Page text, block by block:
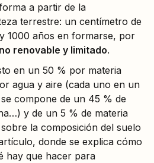
a partir de la
terrestre: un centímetro de
1000 años en formarse, por
renovable y limitado.
en un 50 % por materia
agua y aire (cada uno en un
compone de un 45 % de
y de un 5 % de materia
la composición del suelo
donde se explica cómo
hay que hacer para